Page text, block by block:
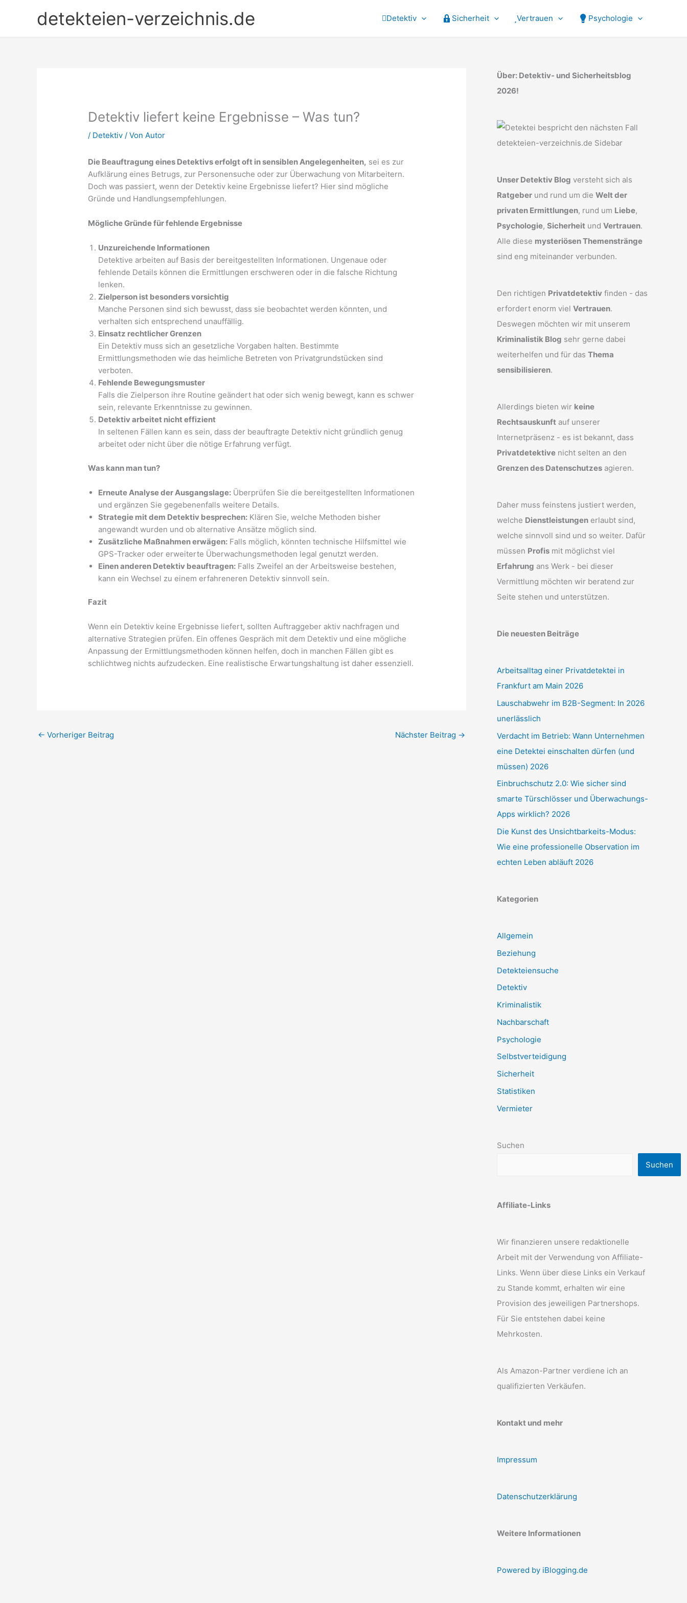
detekteien-verzeichnis.de Detektiv Sicherheit Vertrauen Psychologie
Detektiv liefert keine Ergebnisse – Was tun?
/ Detektiv / VonAutor
Die Beauftragung eines Detektivs erfolgt oft in sensiblen Angelegenheiten, sei es zur
Aufklärung eines Betrugs, zur Personensuche oder zur Überwachung von Mitarbeitern.
Doch was passiert, wenn der Detektiv keine Ergebnisse liefert? Hier sind mögliche
Gründe und Handlungsempfehlungen.
Mögliche Gründe für fehlende Ergebnisse
Unzureichende Informationen
Detektive arbeiten auf Basis der bereitgestellten Informationen. Ungenaue oder
fehlende Details können die Ermittlungen erschweren oder in die falsche Richtung
lenken.
Zielperson ist besonders vorsichtig
Manche Personen sind sich bewusst, dass sie beobachtet werden könnten, und
verhalten sich entsprechend unauffällig.
Einsatz rechtlicher Grenzen
Ein Detektiv muss sich an gesetzliche Vorgaben halten. Bestimmte
Ermittlungsmethoden wie das heimliche Betreten von Privatgrundstücken sind
verboten.
Fehlende Bewegungsmuster
Falls die Zielperson ihre Routine geändert hat oder sich wenig bewegt, kann es schwer
sein, relevante Erkenntnisse zu gewinnen.
Detektiv arbeitet nicht effizient
In seltenen Fällen kann es sein, dass der beauftragte Detektiv nicht gründlich genug
arbeitet oder nicht über die nötige Erfahrung verfügt.
Was kann man tun?
Erneute Analyse der Ausgangslage: Überprüfen Sie die bereitgestellten Informationen
und ergänzen Sie gegebenenfalls weitere Details.
Strategie mit dem Detektiv besprechen: Klären Sie, welche Methoden bisher
angewandt wurden und ob alternative Ansätze möglich sind.
Zusätzliche Maßnahmen erwägen: Falls möglich, könnten technische Hilfsmittel wie
GPS-Tracker oder erweiterte Überwachungsmethoden legal genutzt werden.
Einen anderen Detektiv beauftragen: Falls Zweifel an der Arbeitsweise bestehen,
kann ein Wechsel zu einem erfahreneren Detektiv sinnvoll sein.
Fazit
Wenn ein Detektiv keine Ergebnisse liefert, sollten Auftraggeber aktiv nachfragen und
alternative Strategien prüfen. Ein offenes Gespräch mit dem Detektiv und eine mögliche
Anpassung der Ermittlungsmethoden können helfen, doch in manchen Fällen gibt es
schlichtweg nichts aufzudecken. Eine realistische Erwartungshaltung ist daher essenziell.
← Vorheriger Beitrag Nächster Beitrag →
Über: Detektiv- und Sicherheitsblog
2026!
Unser Detektiv Blog versteht sich als
Ratgeber und rund um die Welt der
privaten Ermittlungen, rund um Liebe,
Psychologie, Sicherheit und Vertrauen.
Alle diese mysteriösen Themenstränge
sind eng miteinander verbunden.
Den richtigen Privatdetektiv finden - das
erfordert enorm viel Vertrauen.
Deswegen möchten wir mit unserem
Kriminalistik Blog sehr gerne dabei
weiterhelfen und für das Thema
sensibilisieren.
Allerdings bieten wir keine
Rechtsauskunft auf unserer
Internetpräsenz - es ist bekannt, dass
Privatdetektive nicht selten an den
Grenzen des Datenschutzes agieren.
Daher muss feinstens justiert werden,
welche Dienstleistungen erlaubt sind,
welche sinnvoll sind und so weiter. Dafür
müssen Profis mit möglichst viel
Erfahrung ans Werk - bei dieser
Vermittlung möchten wir beratend zur
Seite stehen und unterstützen.
Die neuesten Beiträge
Arbeitsalltag einer Privatdetektei in
Frankfurt am Main 2026
Lauschabwehr im B2B-Segment: In 2026
unerlässlich
Verdacht im Betrieb: Wann Unternehmen
eine Detektei einschalten dürfen (und
müssen) 2026
Einbruchschutz 2.0: Wie sicher sind
smarte Türschlösser und Überwachungs-
Apps wirklich? 2026
Die Kunst des Unsichtbarkeits-Modus:
Wie eine professionelle Observation im
echten Leben abläuft 2026
Kategorien
Allgemein
Beziehung
Detekteiensuche
Detektiv
Kriminalistik
Nachbarschaft
Psychologie
Selbstverteidigung
Sicherheit
Statistiken
Vermieter
Suchen
Suchen
Affiliate-Links
Wir finanzieren unsere redaktionelle
Arbeit mit der Verwendung von Affiliate-
Links. Wenn über diese Links ein Verkauf
zu Stande kommt, erhalten wir eine
Provision des jeweiligen Partnershops.
Für Sie entstehen dabei keine
Mehrkosten.
Als Amazon-Partner verdiene ich an
qualifizierten Verkäufen.
Kontakt und mehr
Impressum
Datenschutzerklärung
Weitere Informationen
Powered by iBlogging.de